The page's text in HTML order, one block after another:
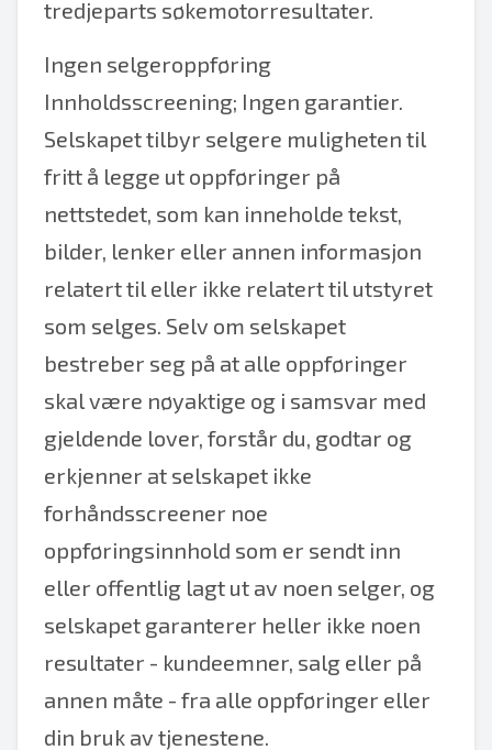
tredjeparts søkemotorresultater.
Ingen selgeroppføring
Innholdsscreening; Ingen garantier.
Selskapet tilbyr selgere muligheten til
fritt å legge ut oppføringer på
nettstedet, som kan inneholde tekst,
bilder, lenker eller annen informasjon
relatert til eller ikke relatert til utstyret
som selges. Selv om selskapet
bestreber seg på at alle oppføringer
skal være nøyaktige og i samsvar med
gjeldende lover, forstår du, godtar og
erkjenner at selskapet ikke
forhåndsscreener noe
oppføringsinnhold som er sendt inn
eller offentlig lagt ut av noen selger, og
selskapet garanterer heller ikke noen
resultater - kundeemner, salg eller på
annen måte - fra alle oppføringer eller
din bruk av tjenestene.